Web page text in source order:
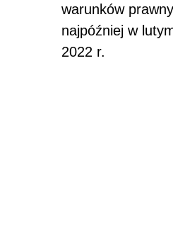
warunków
najpóźniej w
2022 r.